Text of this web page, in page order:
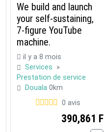
We build and launch
your self-sustaining,
7-figure YouTube
machine.
il y a 8 mois
Services »
Prestation de service
Douala 0km
0 avis
390,861 F